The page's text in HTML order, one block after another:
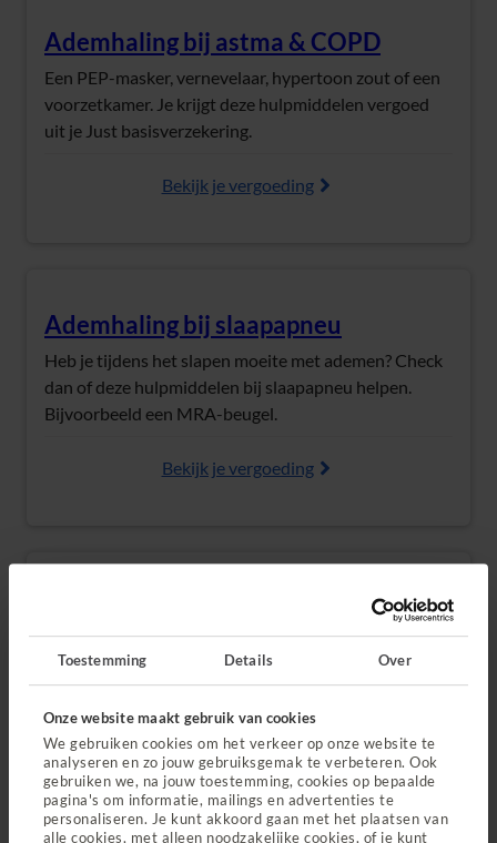
Toestemming Details Over
Onze website maakt gebruik van cookies
We gebruiken cookies om het verkeer op onze website te
analyseren en zo jouw gebruiksgemak te verbeteren. Ook
gebruiken we, na jouw toestemming, cookies op bepaalde
pagina's om informatie, mailings en advertenties te
personaliseren. Je kunt akkoord gaan met het plaatsen van
alle cookies, met alleen noodzakelijke cookies, of je kunt
Ademhaling bij astma & COPD
(Opent in nieuw tabblad)
Een PEP-masker, vernevelaar, hypertoon zout of een
voorzetkamer. Je krijgt deze hulpmiddelen vergoed
uit je Just basisverzekering.
Bekijk je vergoeding
Ademhaling bij slaapapneu
(Opent in nieuw tabblad)
Heb je tijdens het slapen moeite met ademen? Check
dan of deze hulpmiddelen bij slaapapneu helpen.
Bijvoorbeeld een MRA-beugel.
Bekijk je vergoeding
Ademhaling bij taaislijmziekte
Bij taai slijm in je mond of keel kan
slijmuitzuigapparatuur helpen. Je krijgt dit 100%
Bekijk je vergoeding